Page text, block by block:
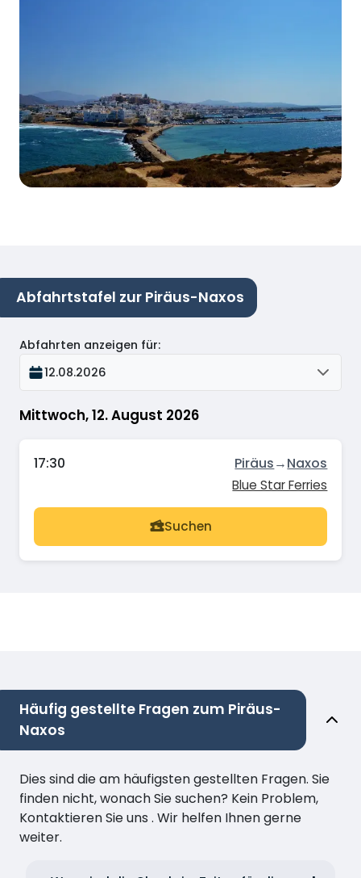
Abfahrtstafel zur Piräus-Naxos
Mittwoch, 12. August 2026
Abfahrten anzeigen für:
12.08.2026
17:30 Piräus→Naxos
Blue Star Ferries
Suchen
Häufig gestellte Fragen zum Piräus-
Naxos
Dies sind die am häufigsten gestellten Fragen. Sie
finden nicht, wonach Sie suchen? Kein Problem,
Kontaktieren Sie uns . Wir helfen Ihnen gerne
weiter.